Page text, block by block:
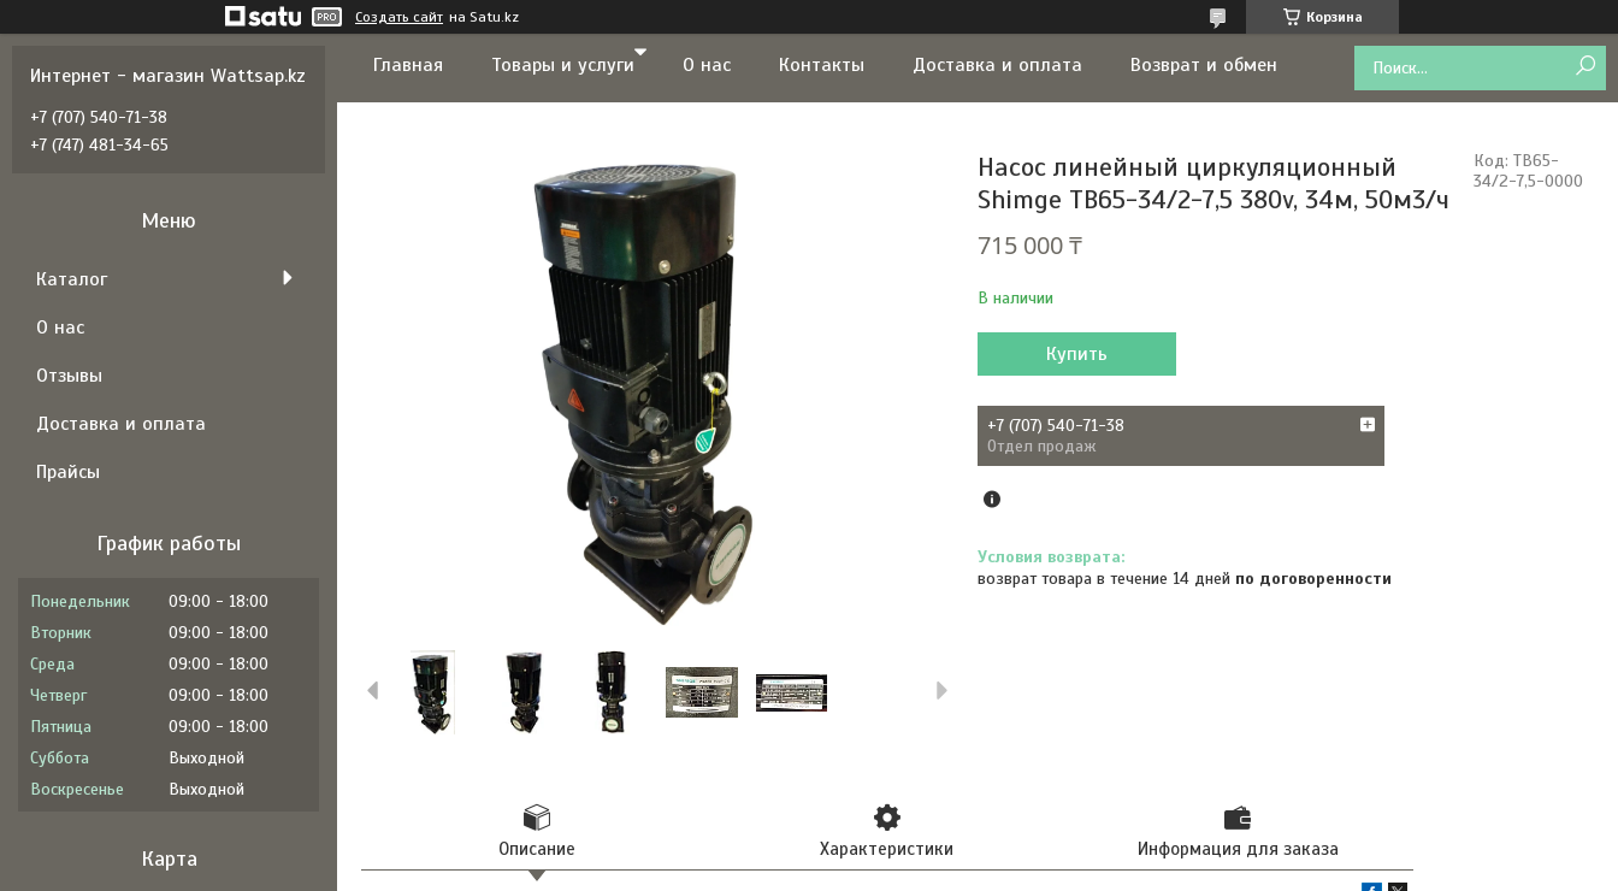
Создать сайт на Satu.kz Корзина
Главная Товары и услуги О нас Контакты Доставка и оплата Возврат и обмен
Насос линейный циркуляционный
Shimge TB65-34/2-7,5 380v, 34м, 50м3/ч
715 000 ₸
В наличии
Код: TB65-
34/2-7,5-0000
Купить
+7 (707) 540-71-38
Отдел продаж
возврат товара в течение 14 дней по договоренности
Описание Характеристики Информация для заказа
Интернет - магазин Wattsap.kz
+7 (707) 540-71-38
+7 (747) 481-34-65
Каталог
О нас
Отзывы
Доставка и оплата
Прайсы
График работы
Понедельник 09:00
18:00
Вторник
09:00
18:00
Среда
09:00
18:00
Четверг
09:00
18:00
Пятница
09:00
18:00
Суббота
Выходной
Воскресенье
Выходной
Карта